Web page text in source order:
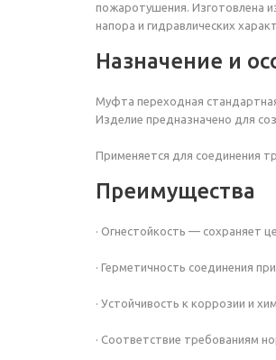
пожаротушения. Изготовлена
напора и гидравлических
Назначение и
Муфта переходная
Изделие предназначено для
Применяется для соединения
Преимущества
· Огнестойкость — сохраняет
· Герметичность соединения
· Устойчивость к коррозии и
· Соответствие требованиям